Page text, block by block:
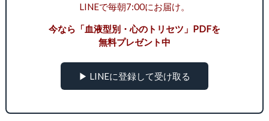
LINEで毎朝7:00にお届け。
今なら「血液型別・心のトリセツ」PDFを
無料プレゼント中
▶ LINEに登録して受け取る